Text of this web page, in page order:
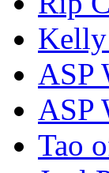
Kelly
ASP
ASP
Tao